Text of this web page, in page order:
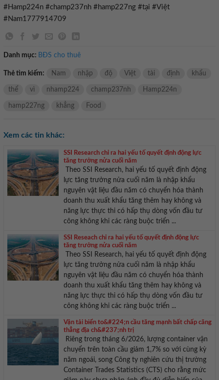
#Hamp224n #champ237nh #hamp227ng #tại #Việt
#Nam1777914709
Danh mục: BĐS cho thuê
Thẻ tìm kiếm: Nam nhập độ Việt tài định khẩu
thể vì nhamp224 champ237nh Hamp224n
hamp227ng khẳng Food
Xem các tin khác:
SSI Research chỉ ra hai yếu tố quyết định động lực
tăng trưởng nửa cuối năm
Theo SSI Research, hai yếu tố quyết định động
lực tăng trưởng nửa cuối năm là nhập khẩu
nguyên vật liệu đầu năm có chuyển hóa thành
doanh thu xuất khẩu tăng thêm hay không và
năng lực thực thi có hấp thụ dòng vốn đầu tư
công không khi các ràng buộc triển ...
SSI Reseach chỉ ra hai yếu tố quyết định động lực
tăng trưởng nửa cuối năm
Theo SSI Research, hai yếu tố quyết định động
lực tăng trưởng nửa cuối năm là nhập khẩu
nguyên vật liệu đầu năm có chuyển hóa thành
doanh thu xuất khẩu tăng thêm hay không và
năng lực thực thi có hấp thụ dòng vốn đầu tư
công không khi các ràng buộc triển ...
Vận tải biển to&#224;n cầu tăng mạnh bất chấp căng
thẳng địa ch&#237;nh trị
Riêng trong tháng 6/2026, lượng container vận
chuyển trên toàn cầu giảm 1,7% so với cùng kỳ
năm ngoái, song Công ty nghiên cứu thị trường
Container Trades Statistics (CTS) cho rằng mức